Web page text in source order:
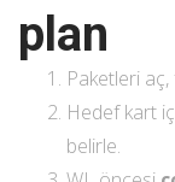
plan
Paketleri aç,
Hedef kart
belirle.